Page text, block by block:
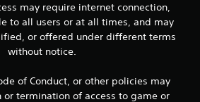
may require internet connection,
to all users or at all times, and may
or offered under different terms
without notice.
of Conduct, or other policies may
termination of access to game or